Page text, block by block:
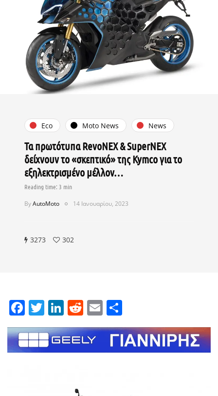
Eco Moto News News
Τα πρωτότυπα RevoNEX & SuperNEX
δείχνουν τo «σκεπτικό» της Kymco για το
εξηλεκτρισμένο μέλλον…
ByAutoMoto 14 Ιανουαρίου, 2023
3273 302
Facebook
Twitter
LinkedIn
Reddit
Email